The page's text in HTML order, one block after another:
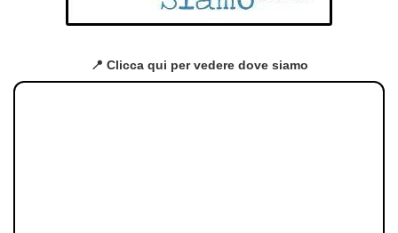
📍 Clicca qui per vedere dove siamo